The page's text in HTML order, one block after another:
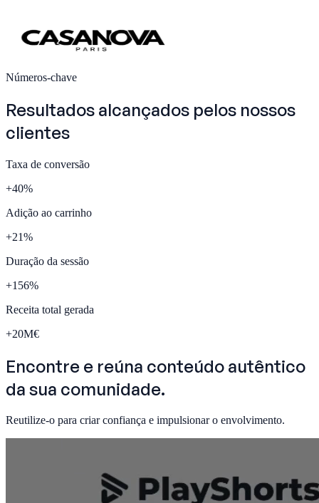
Números-chave
Resultados alcançados pelos nossos
clientes
Taxa de conversão
+40%
Adição ao carrinho
+21%
Duração da sessão
+156%
Receita total gerada
+20M€
Encontre e reúna conteúdo autêntico
da sua comunidade.
Reutilize-o para criar confiança e impulsionar o envolvimento.